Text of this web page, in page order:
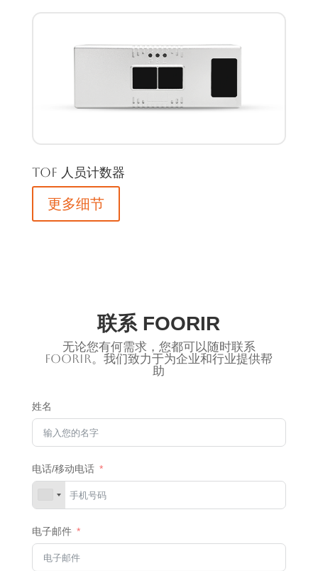
TOF 人员计数器
更多细节
联系 FOORIR
无论您有何需求，您都可以随时联系
FOORIR。我们致力于为企业和行业提供帮
助
姓名
电话/移动电话
电子邮件